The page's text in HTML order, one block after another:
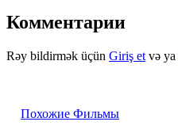
Комментарии
Rəy bildirmək üçün Giriş et və ya
Похожие Фильмы